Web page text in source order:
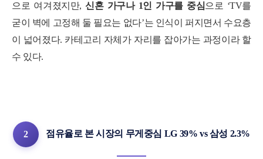
으로 여겨졌지만,신혼 가구나 1인 가구를 중심으로 ‘TV를
굳이 벽에 고정해 둘 필요는 없다’는 인식이 퍼지면서 수요층
이 넓어졌다. 카테고리 자체가 자리를 잡아가는 과정이라 할
수 있다.
2 점유율로 본 시장의 무게중심 LG 39% vs 삼성 2.3%